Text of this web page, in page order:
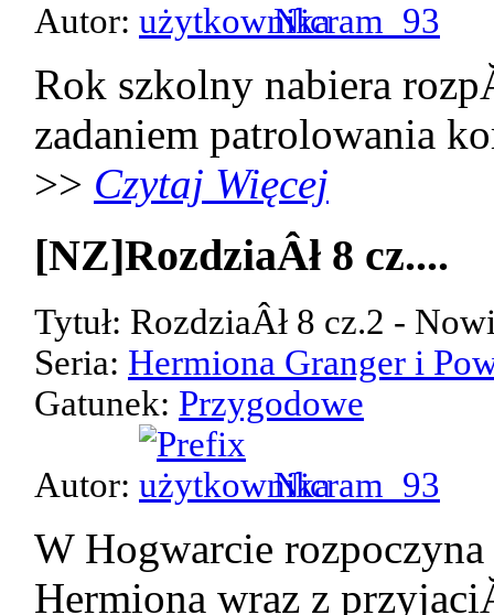
Autor: Nicram_93
Rok szkolny nabiera
zadaniem patrolowania
>> Czytaj Więcej
[NZ]RozdziaÂł 8 cz....
Tytuł: RozdziaÂł 8 cz.2 -
Seria: Hermiona Granger i
Gatunek: Przygodowe
Autor: Nicram_93
W Hogwarcie
Hermiona wraz z